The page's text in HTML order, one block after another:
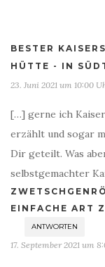
BESTER
HÜTTE - IN
23. Juni 2021 um 10:00
[…] gerne ich
erzählt und sogar
Dir geteilt. Was
selbstgemachter
EINFACHE ART
ANTWORTEN
17. September 2021 um